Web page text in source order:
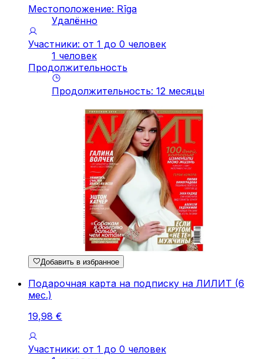
Местоположение: Rīga
Удалённо
Участники: от 1 до 0 человек
1 человек
Продолжительность
Продолжительность: 12 месяцы
Добавить в избранное
Подарочная карта на подписку на ЛИЛИТ (6
мес.)
19,98 €
Участники: от 1 до 0 человек